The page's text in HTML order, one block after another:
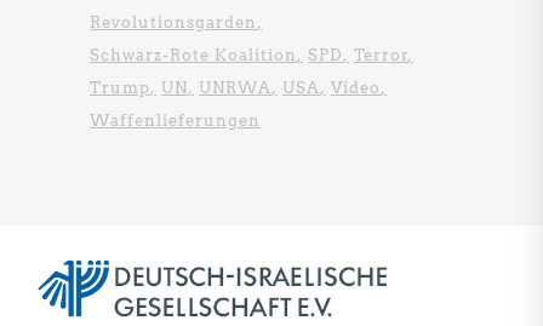
Revolutionsgarden
Schwarz-Rote Koalition
SPD
Terror
Trump
UN UNRWA USA
Video
Waffenlieferungen